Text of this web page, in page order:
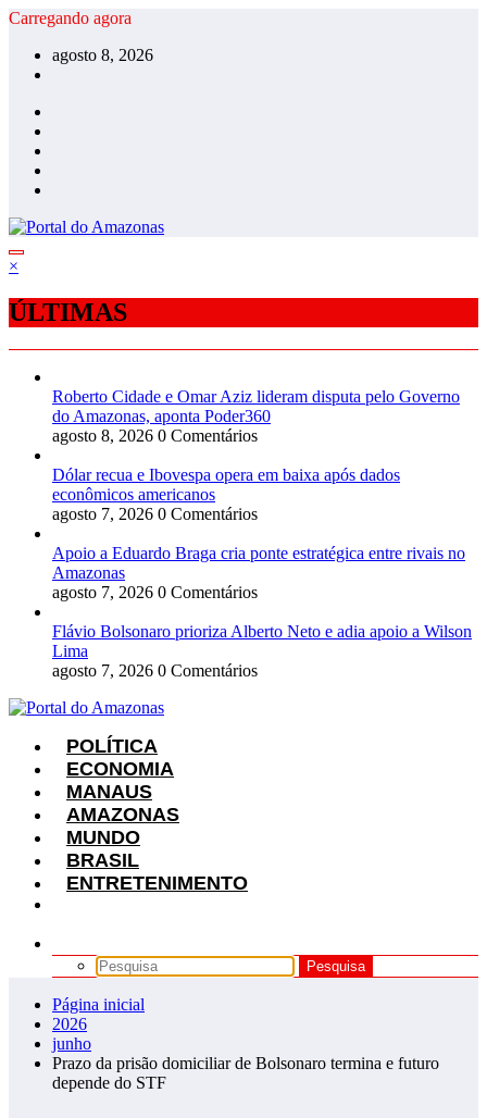
Pular
conteúdo
Carregando agora
agosto 8, 2026
×
ÚLTIMAS
Roberto Cidade e Omar Aziz lideram disputa pelo Governo
do Amazonas, aponta Poder360
agosto 8, 2026 0 Comentários
Dólar recua e Ibovespa opera em baixa após dados
econômicos americanos
agosto 7, 2026 0 Comentários
Apoio a Eduardo Braga cria ponte estratégica entre rivais no
Amazonas
agosto 7, 2026 0 Comentários
Flávio Bolsonaro prioriza Alberto Neto e adia apoio a Wilson
Lima
agosto 7, 2026 0 Comentários
POLÍTICA
ECONOMIA
MANAUS
AMAZONAS
MUNDO
BRASIL
ENTRETENIMENTO
Página inicial
2026
junho
Prazo da prisão domiciliar de Bolsonaro termina e futuro
depende do STF